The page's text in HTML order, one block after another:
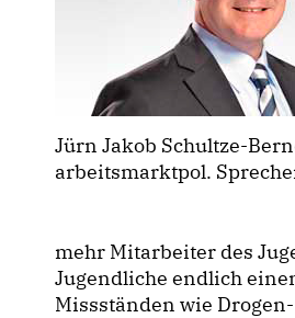
Jürn Jakob Schultze-
arbeitsmarktpol.
mehr Mitarbeiter des
Jugendliche endlich
Missständen wie